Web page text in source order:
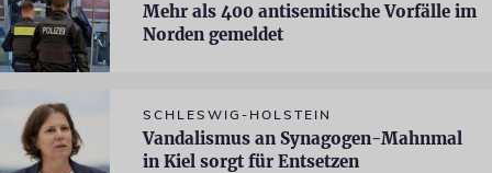
Mehr als 400 antisemitische Vorfälle im
Norden gemeldet
SCHLESWIG-HOLSTEIN
Vandalismus an Synagogen-Mahnmal
in Kiel sorgt für Entsetzen